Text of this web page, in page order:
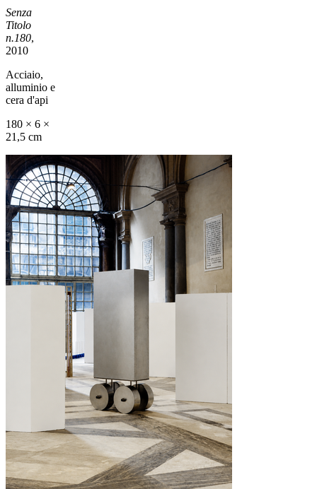
Senza
Titolo
n.180,
2010
Acciaio,
alluminio e
cera d'api
180 × 6 ×
21,5 cm